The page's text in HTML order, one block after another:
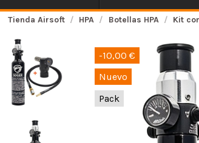
Tienda Airsoft HPA Botellas HPA Kit
-10,00 €
Nuevo
Pack